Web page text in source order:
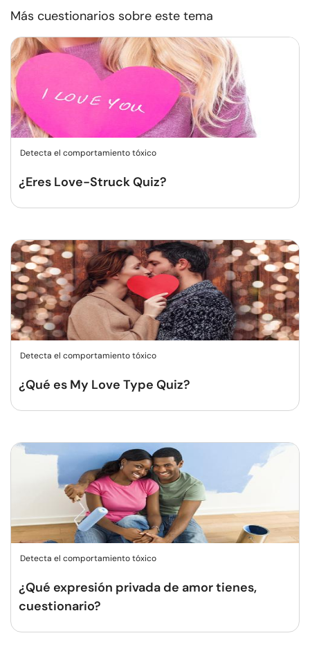
Más cuestionarios sobre este tema
Detecta el comportamiento tóxico
¿Eres Love-Struck Quiz?
Detecta el comportamiento tóxico
¿Qué es My Love Type Quiz?
Detecta el comportamiento tóxico
¿Qué expresión privada de amor tienes,
cuestionario?